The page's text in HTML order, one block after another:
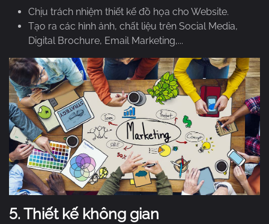
Chịu trách nhiệm thiết kế đồ họa cho Website.
Tạo ra các hình ảnh, chất liệu trên Social Media,
Digital Brochure, Email Marketing,...
5.Thiết kế không gian